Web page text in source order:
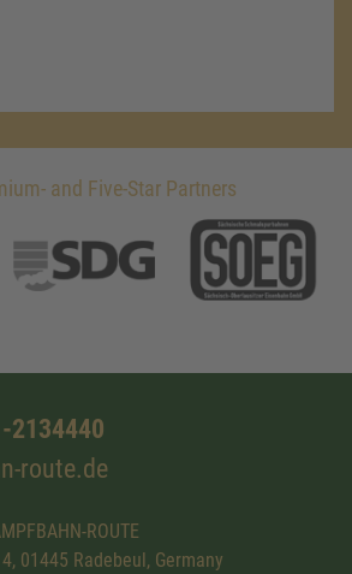
and Five-Star Partners
2134440
route.de
ROUTE
01445 Radebeul, Germany